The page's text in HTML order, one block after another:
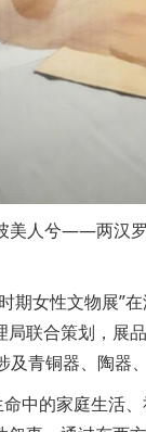
人兮——两汉罗
性文物展”在
联合策划，展
青铜器、陶器
中的家庭生活